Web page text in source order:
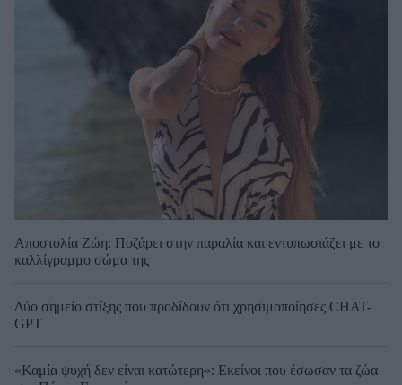
Αποστολία Ζώη: Ποζάρει στην παραλία και εντυπωσιάζει με το
καλλίγραμμο σώμα της
Δύο σημείο στίξης που προδίδουν ότι χρησιμοποίησες CHAT-
GPT
«Καμία ψυχή δεν είναι κατώτερη»: Εκείνοι που έσωσαν τα ζώα